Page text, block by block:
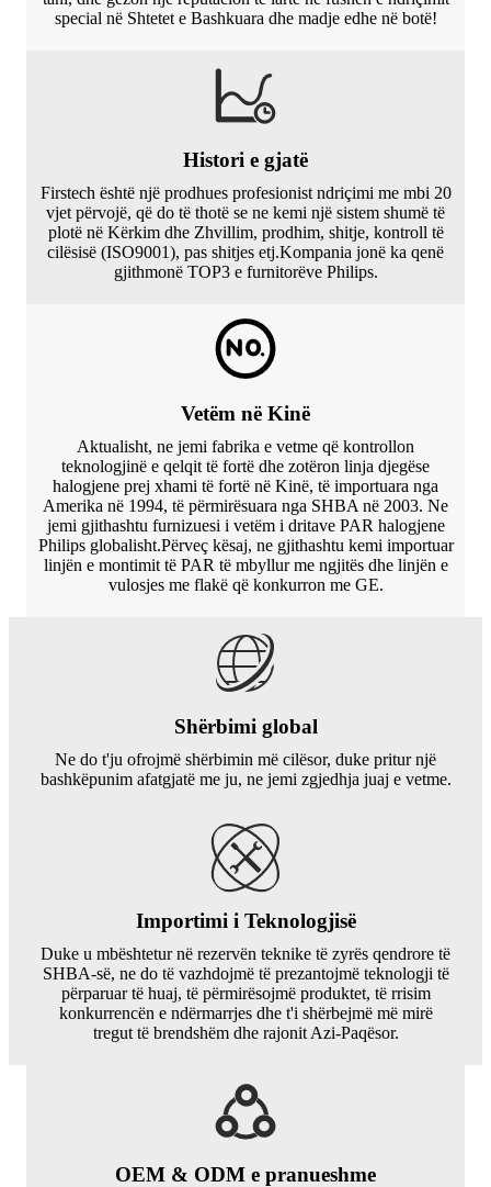
special në Shtetet e Bashkuara dhe madje edhe në botë!
Histori e gjatë
Firstech është një prodhues profesionist ndriçimi me mbi 20
vjet përvojë, që do të thotë se ne kemi një sistem shumë të
plotë në Kërkim dhe Zhvillim, prodhim, shitje, kontroll të
cilësisë (ISO9001), pas shitjes etj.Kompania jonë ka qenë
gjithmonë TOP3 e furnitorëve Philips.
Vetëm në Kinë
Aktualisht, ne jemi fabrika e vetme që kontrollon
teknologjinë e qelqit të fortë dhe zotëron linja djegëse
halogjene prej xhami të fortë në Kinë, të importuara nga
Amerika në 1994, të përmirësuara nga SHBA në 2003. Ne
jemi gjithashtu furnizuesi i vetëm i dritave PAR halogjene
Philips globalisht.Përveç kësaj, ne gjithashtu kemi importuar
linjën e montimit të PAR të mbyllur me ngjitës dhe linjën e
vulosjes me flakë që konkurron me GE.
Shërbimi global
Ne do t'ju ofrojmë shërbimin më cilësor, duke pritur një
bashkëpunim afatgjatë me ju, ne jemi zgjedhja juaj e vetme.
Importimi i Teknologjisë
Duke u mbështetur në rezervën teknike të zyrës qendrore të
SHBA-së, ne do të vazhdojmë të prezantojmë teknologji të
përparuar të huaj, të përmirësojmë produktet, të rrisim
konkurrencën e ndërmarrjes dhe t'i shërbejmë më mirë
tregut të brendshëm dhe rajonit Azi-Paqësor.
OEM & ODM e pranueshme